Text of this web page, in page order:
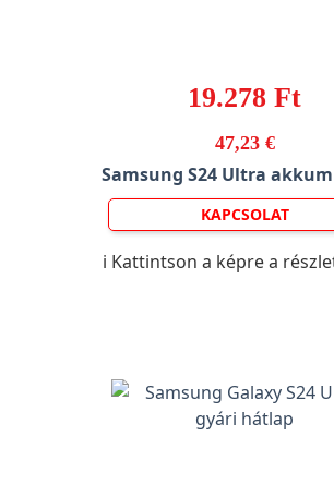
19.278 Ft
47,23 €
Samsung S24 Ultra
KAPCSOLAT
ℹ️ Kattintson a képre a